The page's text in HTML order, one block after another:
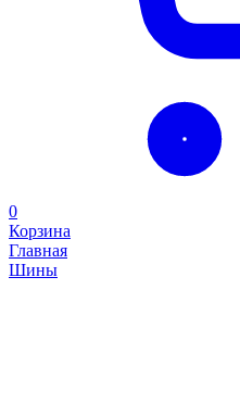
0
Корзина
Главная
Шины